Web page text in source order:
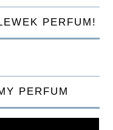
PERFUM!
PERFUM